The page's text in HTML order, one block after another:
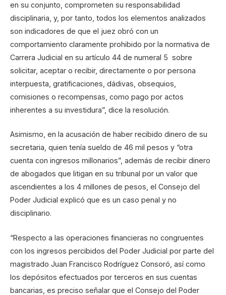
en su conjunto, comprometen su responsabilidad
disciplinaria, y, por tanto, todos los elementos analizados
son indicadores de que el juez obró con un
comportamiento claramente prohibido por la normativa de
Carrera Judicial en su artículo 44 de numeral 5 sobre
solicitar, aceptar o recibir, directamente o por persona
interpuesta, gratificaciones, dádivas, obsequios,
comisiones o recompensas, como pago por actos
inherentes a su investidura”, dice la resolución.
Asimismo, en la acusación de haber recibido dinero de su
secretaria, quien tenía sueldo de 46 mil pesos y “otra
cuenta con ingresos millonarios”, además de recibir dinero
de abogados que litigan en su tribunal por un valor que
ascendientes a los 4 millones de pesos, el Consejo del
Poder Judicial explicó que es un caso penal y no
disciplinario.
“Respecto a las operaciones financieras no congruentes
con los ingresos percibidos del Poder Judicial por parte del
magistrado Juan Francisco Rodríguez Consoró, así como
los depósitos efectuados por terceros en sus cuentas
bancarias, es preciso señalar que el Consejo del Poder